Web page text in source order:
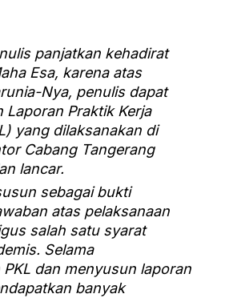
panjatkan kehadirat
Esa, karena atas
Nya, penulis dapat
Laporan Praktik Kerja
yang dilaksanakan di
Cabang Tangerang
lancar.
sebagai bukti
atas pelaksanaan
salah satu syarat
Selama
dan menyusun laporan
banyak